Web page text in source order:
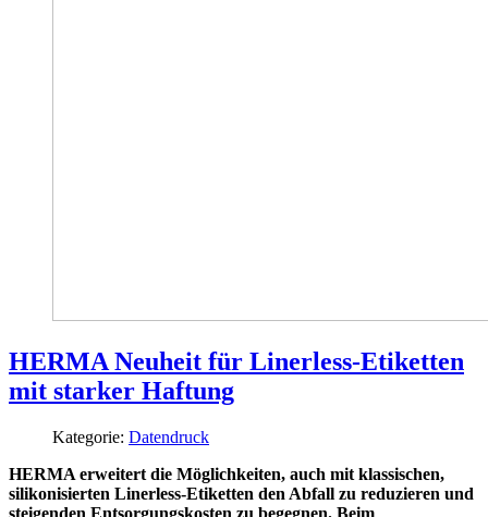
HERMA Neuheit für Linerless-Etiketten
mit starker Haftung
Kategorie: Datendruck
HERMA erweitert die Möglichkeiten, auch mit klassischen,
silikonisierten Linerless-Etiketten den Abfall zu reduzieren und
steigenden Entsorgungskosten zu begegnen. Beim